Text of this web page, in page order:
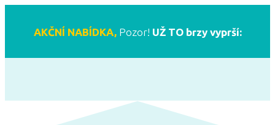
AKČNÍ NABÍDKA,Pozor! UŽ TO brzy vyprší: